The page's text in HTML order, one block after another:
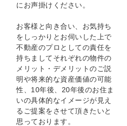
にお声掛けください。
お客様と向き合い、お気持ち
をしっかりとお伺いした上で
不動産のプロとしての責任を
持ちましてそれぞれの物件の
メリット・デメリットのご説
明や将来的な資産価値の可能
性、10年後、20年後のお住ま
いの具体的なイメージが見え
るご提案をさせて頂きたいと
思っております。